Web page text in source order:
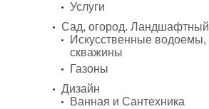
Услуги
Сад, огород. Ландшафтный
Искусственные водоемы,
скважины
Газоны
Дизайн
Ванная и Сантехника